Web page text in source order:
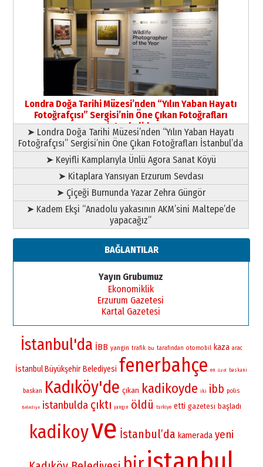
Yıldırım Gündoğdu
HAVVA’NIN ÜÇ KIZI
09 Temmuz 2026 Perşembe
Yusuf POLAT
Şampiyonluk Sebahattin Şirin’e
yazar
11 Mayıs 2026 Pazartesi
Londra Doğa Tarihi Müzesi’nden “Yılın Yaban Hayatı
Fotoğrafçısı” Sergisi’nin Öne Çıkan Fotoğrafları
İstanbul’da
➤ Londra Doğa Tarihi Müzesi’nden “Yılın Yaban Hayatı
Fotoğrafçısı” Sergisi’nin Öne Çıkan Fotoğrafları İstanbul’da
➤ Keyifli Kamplarıyla Ünlü Agora Sanat Köyü
➤ Kitaplara Yansıyan Erzurum Sevdası
➤ Çiçeği Burnunda Yazar Zehra Güngör
➤ Kadem Ekşi “Anadolu yakasının AKM’sini Maltepe’de
yapacağız”
BAĞLANTILAR
Yayın Grubumuz
Ekonomiklik
Erzurum Gazetesi
Kartal Gazetesi
İstanbul'da İBB yangin trafik bu tarafından otomobil kaza arac
İstanbul Büyükşehir Belediyesi fenerbahçe en özel baskani
baskan Kadıköy'de çıkan kadikoyde iki ibb polis
Belediye istanbulda çıktı yangın öldü turkiye etti gazetesi başladı
kadikoyve İstanbul’da kamerada yeni